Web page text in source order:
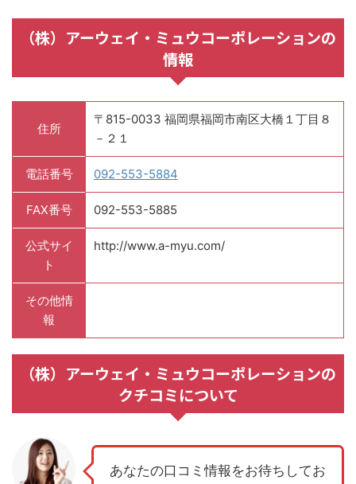
（株）アーウェイ・ミュウコーポレーションの
情報
住所
〒815-0033 福岡県福岡市南区大橋１丁目８
－２１
電話番号 092-553-5884
FAX番号 092-553-5885
公式サイ
ト
http://www.a-myu.com/
その他情
報
（株）アーウェイ・ミュウコーポレーションの
クチコミについて
あなたの口コミ情報をお待ちしてお